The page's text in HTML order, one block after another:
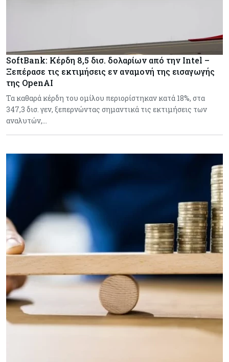
SoftBank: Κέρδη 8,5 δισ. δολαρίων από την Intel –
Ξεπέρασε τις εκτιμήσεις εν αναμονή της εισαγωγής
της OpenAI
Τα καθαρά κέρδη του ομίλου περιορίστηκαν κατά 18%, στα
347,3 δισ. γεν, ξεπερνώντας σημαντικά τις εκτιμήσεις των
αναλυτών,…